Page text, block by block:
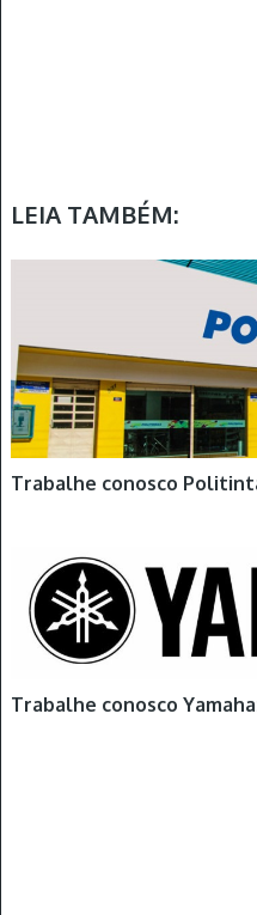
LEIA TAMBÉM:
Trabalhe conosco
Trabalhe conosco